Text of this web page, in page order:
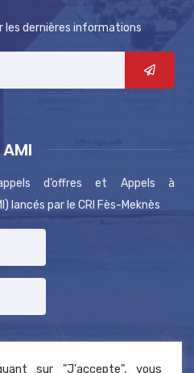
les dernières informations
d’offres et Appels à
lancés par le CRI Fès-Meknès
sur "J'accepte", vous